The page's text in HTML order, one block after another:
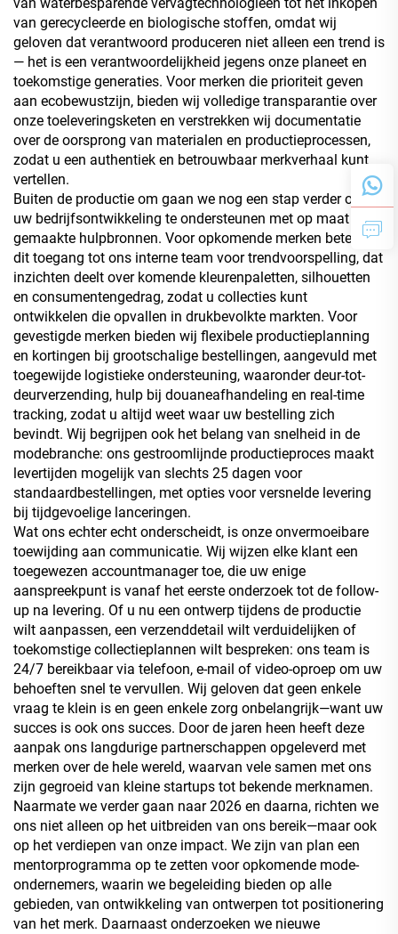
van gerecycleerde en biologische stoffen, omdat wij
geloven dat verantwoord produceren niet alleen een trend is
— het is een verantwoordelijkheid jegens onze planeet en
toekomstige generaties. Voor merken die prioriteit geven
aan ecobewustzijn, bieden wij volledige transparantie over
onze toeleveringsketen en verstrekken wij documentatie
over de oorsprong van materialen en productieprocessen,
zodat u een authentiek en betrouwbaar merkverhaal kunt
vertellen.
Buiten de productie om gaan we nog een stap verder om
uw bedrijfsontwikkeling te ondersteunen met op maat
gemaakte hulpbronnen. Voor opkomende merken betekent
dit toegang tot ons interne team voor trendvoorspelling, dat
inzichten deelt over komende kleurenpaletten, silhouetten
en consumentengedrag, zodat u collecties kunt
ontwikkelen die opvallen in drukbevolkte markten. Voor
gevestigde merken bieden wij flexibele productieplanning
en kortingen bij grootschalige bestellingen, aangevuld met
toegewijde logistieke ondersteuning, waaronder deur-tot-
deurverzending, hulp bij douaneafhandeling en real-time
tracking, zodat u altijd weet waar uw bestelling zich
bevindt. Wij begrijpen ook het belang van snelheid in de
modebranche: ons gestroomlijnde productieproces maakt
levertijden mogelijk van slechts 25 dagen voor
standaardbestellingen, met opties voor versnelde levering
bij tijdgevoelige lanceringen.
Wat ons echter echt onderscheidt, is onze onvermoeibare
toewijding aan communicatie. Wij wijzen elke klant een
toegewezen accountmanager toe, die uw enige
aanspreekpunt is vanaf het eerste onderzoek tot de follow-
up na levering. Of u nu een ontwerp tijdens de productie
wilt aanpassen, een verzenddetail wilt verduidelijken of
toekomstige collectieplannen wilt bespreken: ons team is
24/7 bereikbaar via telefoon, e-mail of video-oproep om uw
behoeften snel te vervullen. Wij geloven dat geen enkele
vraag te klein is en geen enkele zorg onbelangrijk—want uw
succes is ook ons succes. Door de jaren heen heeft deze
aanpak ons langdurige partnerschappen opgeleverd met
merken over de hele wereld, waarvan vele samen met ons
zijn gegroeid van kleine startups tot bekende merknamen.
Naarmate we verder gaan naar 2026 en daarna, richten we
ons niet alleen op het uitbreiden van ons bereik—maar ook
op het verdiepen van onze impact. We zijn van plan een
mentorprogramma op te zetten voor opkomende mode-
ondernemers, waarin we begeleiding bieden op alle
gebieden, van ontwikkeling van ontwerpen tot positionering
van het merk. Daarnaast onderzoeken we nieuwe